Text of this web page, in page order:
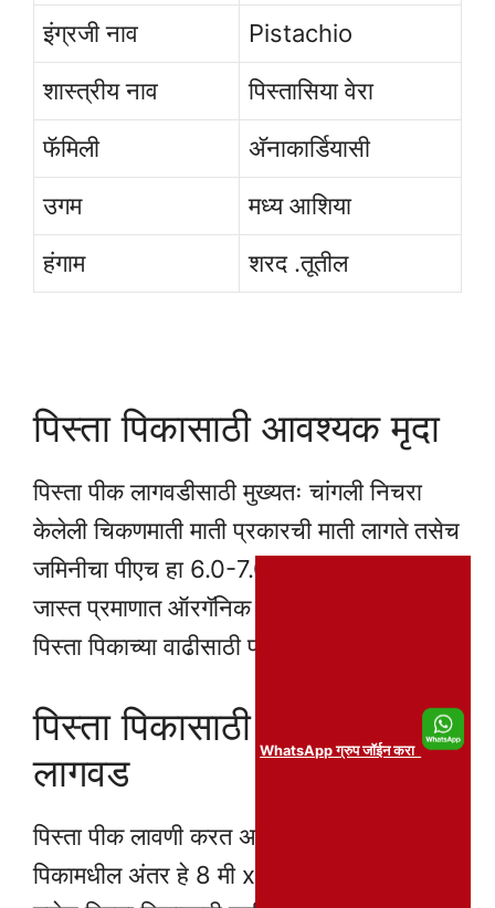
इंग्रजी नाव
Pistachio
शास्त्रीय नाव
पिस्तासिया वेरा
फॅमिली
अ‍ॅनाकार्डियासी
उगम
मध्य आशिया
हंगाम
शरद .तूतील
पिस्ता पिकासाठी आवश्यक मृदा
पिस्ता पीक लागवडीसाठी मुख्यतः चांगली निचरा
केलेली चिकणमाती माती प्रकारची माती लागते तसेच
जमिनीचा पीएच हा 6.0-7.0 असावा. जमिनीमध्ये
जास्त प्रमाणात ऑरगॅनिक कंटेंट असेल तर याचा
पिस्ता पिकाच्या वाढीसाठी फायदा होतो.
पिस्ता पिकासाठी बियाणे आणि
लागवड
पिस्ता पीक लावणी करत असताना संबंधित
पिकामधील अंतर हे 8 मी x 8 मी इतके ठेवावे
WhatsApp ग्रुप जॉईन करा